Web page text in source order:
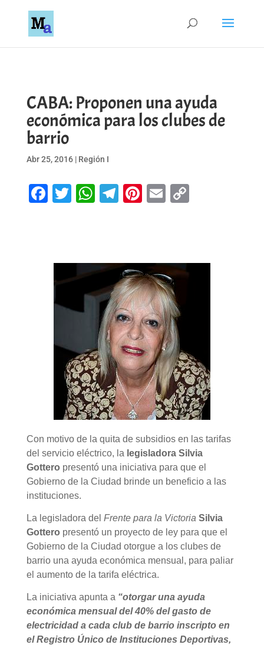
CABA: Proponen una ayuda
económica para los clubes de
barrio
Abr 25, 2016| Región I
Facebook
Twitter
WhatsApp
Telegram
Pinterest
EmailCopy
Con motivo de la quita de subsidios en las tarifas
del servicio eléctrico, la legisladora Silvia
Gottero presentó una iniciativa para que el
Gobierno de la Ciudad brinde un beneficio a las
instituciones.
La legisladora del Frente para la Victoria Silvia
Gottero presentó un proyecto de ley para que el
Gobierno de la Ciudad otorgue a los clubes de
barrio una ayuda económica mensual, para paliar
el aumento de la tarifa eléctrica.
La iniciativa apunta a “otorgar una ayuda
económica mensual del 40% del gasto de
electricidad a cada club de barrio inscripto en
el Registro Único de Instituciones Deportivas,